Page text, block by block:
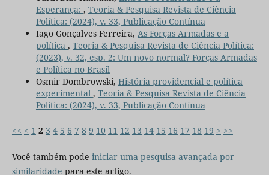
Esperança: , Teoria & Pesquisa Revista de Ciência
Política: (2024), v. 33, Publicação Contínua
Iago Gonçalves Ferreira, As Forças Armadas e a
política , Teoria & Pesquisa Revista de Ciência Política:
(2023), v. 32, esp. 2: Um novo normal? Forças Armadas
e Política no Brasil
Osmir Dombrowski, História providencial e política
experimental , Teoria & Pesquisa Revista de Ciência
Política: (2024), v. 33, Publicação Contínua
<< < 1 2 3 4 5 6 7 8 9 10 11 12 13 14 15 16 17 18 19 > >>
Você também pode iniciar uma pesquisa avançada por
similaridade para este artigo.